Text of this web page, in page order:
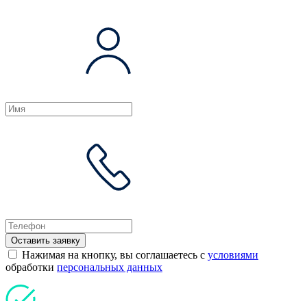
Оставить заявку
Нажимая на кнопку, вы соглашаетесь с условиями
обработки персональных данных